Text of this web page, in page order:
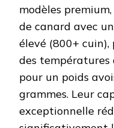
modèles
de canard avec
élevé (800+
des températures
pour un poids
grammes. Leur
exceptionnelle